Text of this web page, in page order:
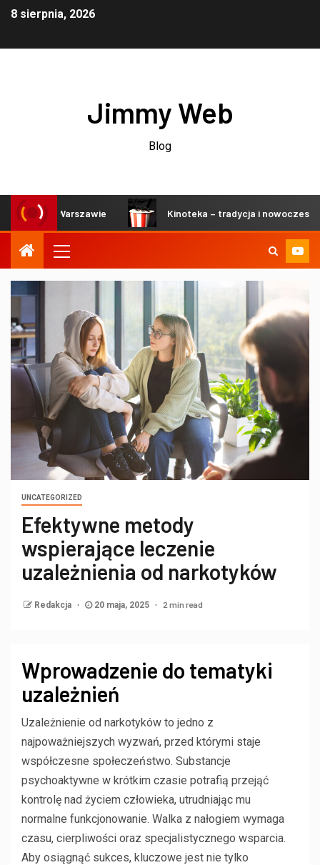
8 sierpnia, 2026
Jimmy Web
Blog
w Warszawie Kinoteka – tradycja i nowoczesność w
UNCATEGORIZED
Efektywne metody
wspierające leczenie
uzależnienia od narkotyków
Redakcja 20 maja, 2025 2 min read
Wprowadzenie do tematyki
uzależnień
Uzależnienie od narkotyków to jedno z
najpoważniejszych wyzwań, przed którymi staje
współczesne społeczeństwo. Substancje
psychoaktywne w krótkim czasie potrafią przejąć
kontrolę nad życiem człowieka, utrudniając mu
normalne funkcjonowanie. Walka z nałogiem wymaga
czasu, cierpliwości oraz specjalistycznego wsparcia.
Aby osiągnąć sukces, kluczowe jest nie tylko